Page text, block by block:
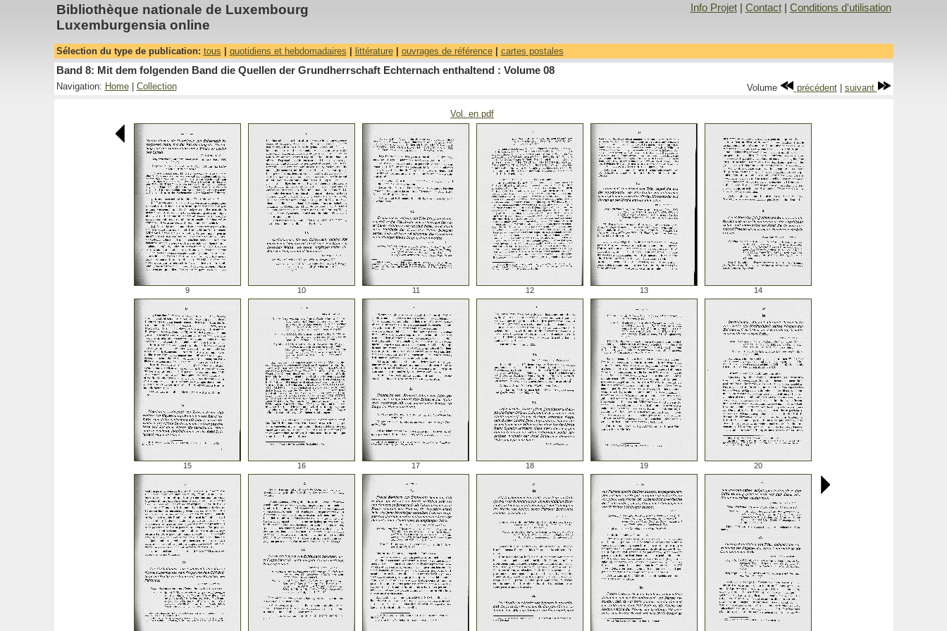
Bibliothèque nationale de Luxembourg
Luxemburgensia online
Info Projet| Contact| Conditions d'utilisation
Sélection du type de publication: tous quotidiens et hebdomadaires littérature| ouvrages de référence| cartes postales
Band 8: Mit dem folgenden Band die Quellen der Grundherrschaft Echternach enthaltend : Volume 08
Navigation: Home| Collection Volume précédent| suivant
Vol. en pdf
9 10 11 12 13 14
15 16 17 18 19 20